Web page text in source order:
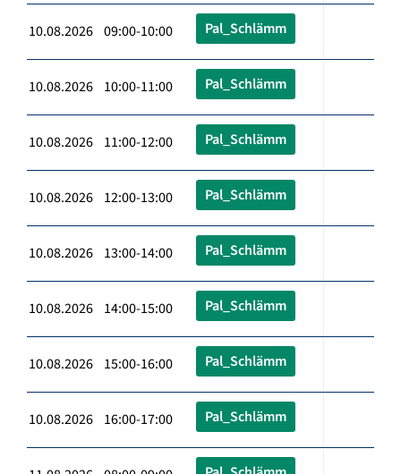
10.08.2026 09:00-10:00 Pal_Schlämm
10.08.2026 10:00-11:00 Pal_Schlämm
10.08.2026 11:00-12:00 Pal_Schlämm
10.08.2026 12:00-13:00 Pal_Schlämm
10.08.2026 13:00-14:00 Pal_Schlämm
10.08.2026 14:00-15:00 Pal_Schlämm
10.08.2026 15:00-16:00 Pal_Schlämm
10.08.2026 16:00-17:00 Pal_Schlämm